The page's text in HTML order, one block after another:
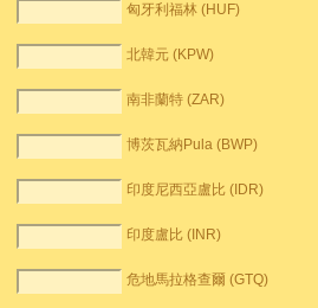
匈牙利福林 (HUF)
北韓元 (KPW)
南非蘭特 (ZAR)
博茨瓦納Pula (BWP)
印度尼西亞盧比 (IDR)
印度盧比 (INR)
危地馬拉格查爾 (GTQ)